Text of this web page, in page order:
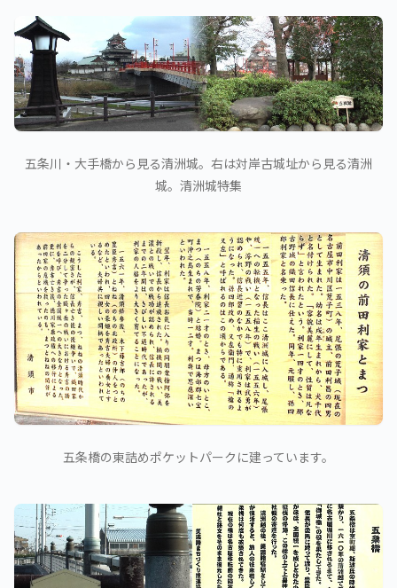
五条川・大手橋から見る清洲城。右は対岸古城址から見る清洲
城。清洲城特集
五条橋の東詰めポケットパークに建っています。